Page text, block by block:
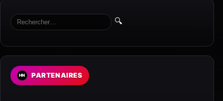
🔍
PARTENAIRES